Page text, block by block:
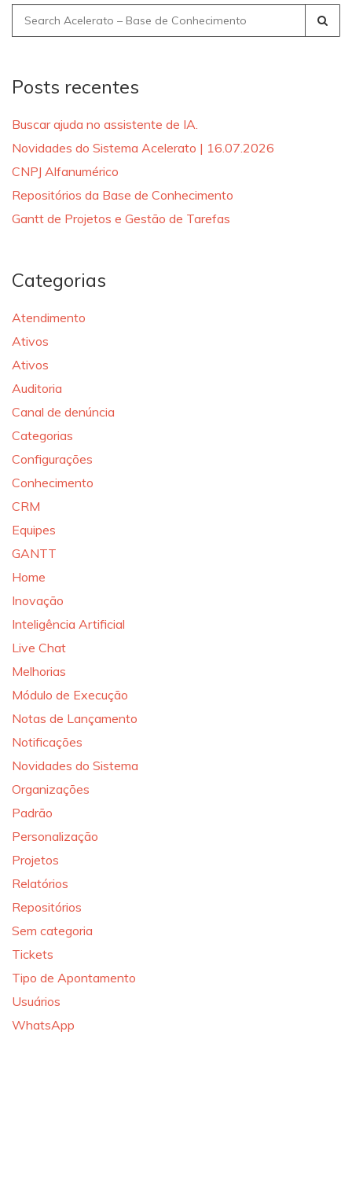
Search
for:
Posts recentes
Buscar ajuda no assistente de IA.
Novidades do Sistema Acelerato | 16.07.2026
CNPJ Alfanumérico
Repositórios da Base de Conhecimento
Gantt de Projetos e Gestão de Tarefas
Categorias
Atendimento
Ativos
Ativos
Auditoria
Canal de denúncia
Categorias
Configurações
Conhecimento
CRM
Equipes
GANTT
Home
Inovação
Inteligência Artificial
Live Chat
Melhorias
Módulo de Execução
Notas de Lançamento
Notificações
Novidades do Sistema
Organizações
Padrão
Personalização
Projetos
Relatórios
Repositórios
Sem categoria
Tickets
Tipo de Apontamento
Usuários
WhatsApp